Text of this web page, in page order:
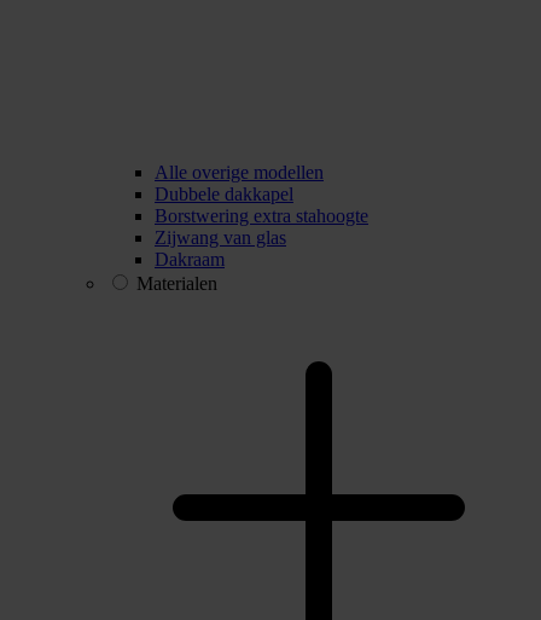
Alle overige modellen
Dubbele dakkapel
Borstwering extra stahoogte
Zijwang van glas
Dakraam
Materialen